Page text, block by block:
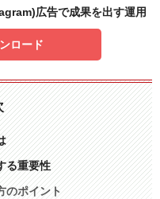
広告で成果を出す運用
ロード
る重要性
のポイント